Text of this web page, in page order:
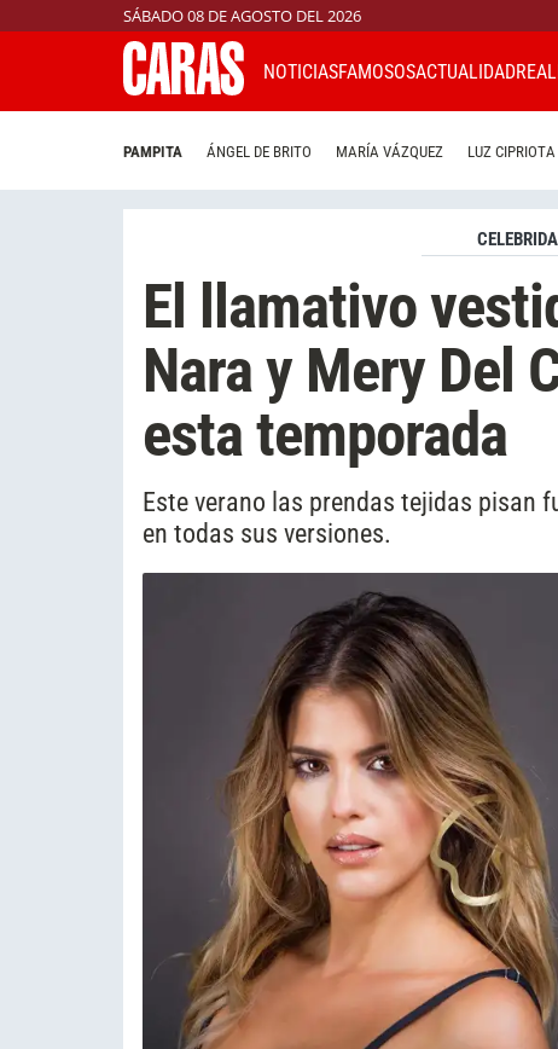
SÁBADO 08 DE AGOSTO DEL 2026
NOTICIASFAMOSOSACTUALIDAD
PAMPITA ÁNGEL DE BRITO MARÍA VÁZQUEZ LUZ CIPRIOTA
El llamativo
Nara y Mery Del
esta temporada
Este verano las prendas tejidas pisan
en todas sus versiones.